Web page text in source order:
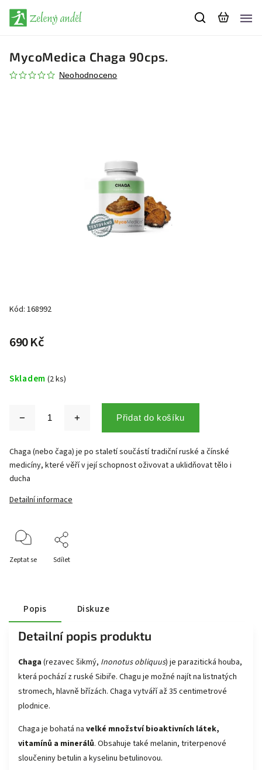
MycoMedica Chaga 90cps.
Neohodnoceno
Kód: 168992
690 Kč
Skladem (2 ks)
Přidat do košíku
Chaga (nebo čaga) je po staletí součástí tradiční ruské a čínské
medicíny, které věří v její schopnost oživovat a uklidňovat tělo i
ducha
Detailní informace
Zeptat se Sdílet
Popis Diskuze
Detailní popis produktu
Chaga (rezavec šikmý, Inonotus obliquus) je parazitická houba,
která pochází z ruské Sibiře. Chagu je možné najít na listnatých
stromech, hlavně břízách. Chaga vytváří až 35 centimetrové
plodnice.
Chaga je bohatá na velké množství bioaktivních látek,
vitamínů a minerálů. Obsahuje také melanin, triterpenové
sloučeniny betulin a kyselinu betulinovou.